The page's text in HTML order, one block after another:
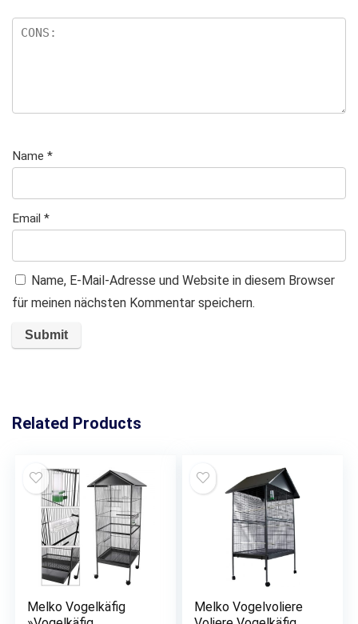
Name *
Email *
Name, E-Mail-Adresse und Website in diesem Browser
für meinen nächsten Kommentar speichern.
Related Products
Melko Vogelkäfig
Melko Vogelvoliere